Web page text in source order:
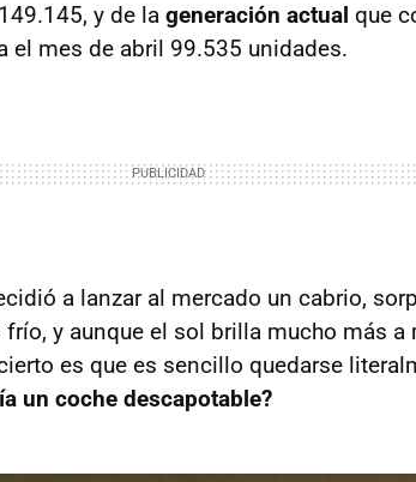
y de la generación actual que
el mes de abril 99.535 unidades.
a lanzar al mercado un cabrio,
y aunque el sol brilla mucho más a
es que es sencillo quedarse
un coche descapotable?